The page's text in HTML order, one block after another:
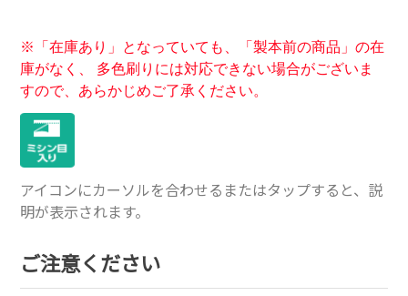
※「在庫あり」となっていても、「製本前の商品」の在
庫がなく、 多色刷りには対応できない場合がございま
すので、あらかじめご了承ください。
アイコンにカーソルを合わせるまたはタップすると、説
明が表示されます。
ご注意ください